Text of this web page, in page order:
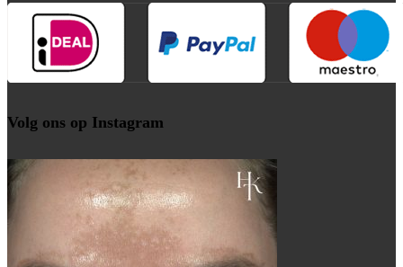
Volg ons op Instagram